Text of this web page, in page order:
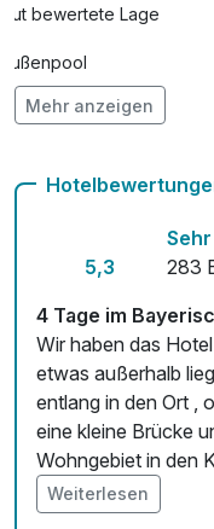
Gut bewertete Lage
Außenpool
Hunde im Hotel erlaubt
Mehr anzeigen
5,3
283
4 Tage im
Wir haben das Hotel zum zweiten mal gewählt,weil es
etwas außerhalb
entlang in den Ort ,
eine kleine Brücke
Wohngebiet in den
Weiterlesen